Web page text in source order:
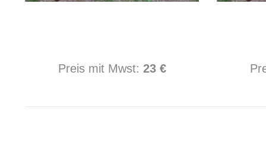
Preis mit Mwst: 23 €